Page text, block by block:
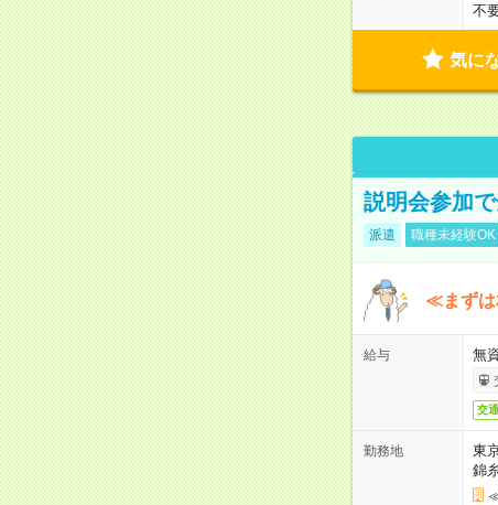
不
気に
説明会参加
派遣 職種未経験OK
≪まずは
給与 無
交
勤務地
東
錦